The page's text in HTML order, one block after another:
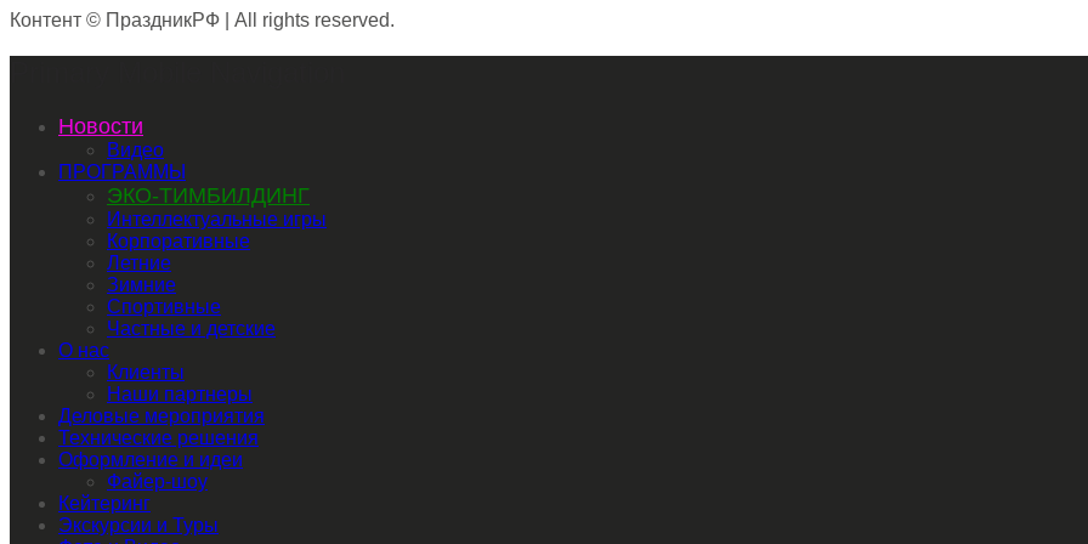
Контент © ПраздникРФ | All rights reserved.
Новости
Видео
ПРОГРАММЫ
ЭКО-ТИМБИЛДИНГ
Интеллектуальные игры
Корпоративные
Летние
Зимние
Спортивные
Частные и детские
О нас
Клиенты
Наши партнеры
Деловые мероприятия
Технические решения
Оформление и идеи
Файер-шоу
Кейтеринг
Экскурсии и Туры